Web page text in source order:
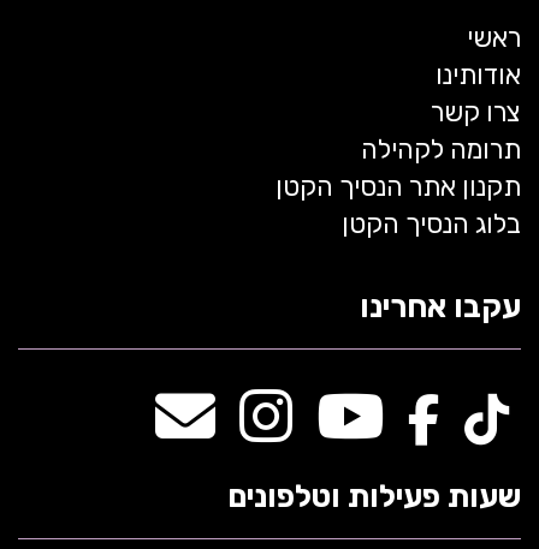
ראשי
אודותינו
צרו קשר
תרומה לקהילה
תקנון אתר הנסיך הקטן
בלוג הנסיך הקטן
עקבו אחרינו
שעות פעילות וטלפונים